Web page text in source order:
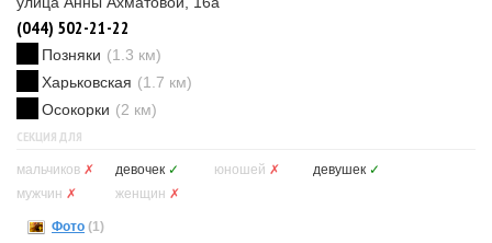
(044) 502-21-22
Позняки (1.3 км)
Харьковская (1.7 км)
Осокорки (2 км)
СЕКЦИЯ ДЛЯ
мальчиков ✗ девочек ✓ юношей ✗ девушек ✓
мужчин ✗ женщин ✗
Фото (1)